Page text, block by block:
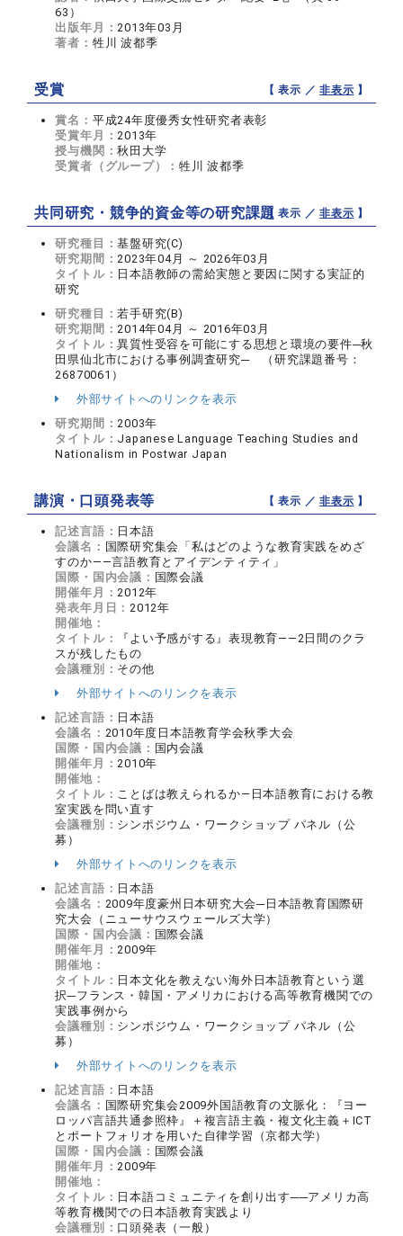
63）
出版年月：2013年03月
著者： 牲川 波都季
受賞 【 表示 ／非表示 】
賞名： 平成24年度優秀女性研究者表彰
受賞年月：2013年
授与機関：秋田大学
受賞者（グループ）：牲川 波都季
共同研究・競争的資金等の研究課題【 表示 ／非表示 】
研究種目：基盤研究(C)
研究期間：2023年04月 ～ 2026年03月
タイトル： 日本語教師の需給実態と要因に関する実証的
研究
研究種目：若手研究(B)
研究期間：2014年04月 ～ 2016年03月
タイトル：異質性受容を可能にする思想と環境の要件─秋
田県仙北市における事例調査研究─ （研究課題番号：
26870061）
外部サイトへのリンクを表示
研究期間：2003年
タイトル： Japanese Language Teaching Studies and
Nationalism in Postwar Japan
講演・口頭発表等 【 表示 ／非表示 】
記述言語： 日本語
会議名： 国際研究集会「私はどのような教育実践をめざ
すのか――言語教育とアイデンティティ」
国際・国内会議： 国際会議
開催年月：2012年
発表年月日：2012年
開催地：
タイトル：
『よい予感がする』表現教育――2日間のクラ
スが残したもの
会議種別： その他
外部サイトへのリンクを表示
記述言語： 日本語
会議名： 2010年度日本語教育学会秋季大会
国際・国内会議： 国内会議
開催年月：2010年
開催地：
タイトル： ことばは教えられるか―日本語教育における教
室実践を問い直す
会議種別： シンポジウム・ワークショップ パネル（公
募）
外部サイトへのリンクを表示
記述言語： 日本語
会議名： 2009年度豪州日本研究大会─日本語教育国際研
究大会（ニューサウスウェールズ大学）
国際・国内会議： 国際会議
開催年月：2009年
開催地：
タイトル： 日本文化を教えない海外日本語教育という選
択─フランス・韓国・アメリカにおける高等教育機関での
実践事例から
会議種別： シンポジウム・ワークショップ パネル（公
募）
外部サイトへのリンクを表示
記述言語： 日本語
会議名： 国際研究集会2009外国語教育の文脈化：『ヨー
ロッパ言語共通参照枠』＋複言語主義・複文化主義＋ICT
とポートフォリオを用いた自律学習（京都大学）
国際・国内会議： 国際会議
開催年月：2009年
開催地：
タイトル： 日本語コミュニティを創り出す──アメリカ高
等教育機関での日本語教育実践より
会議種別： 口頭発表（一般）